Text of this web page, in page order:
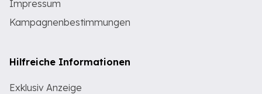
Impressum
Kampagnenbestimmungen
Hilfreiche Informationen
Exklusiv Anzeige